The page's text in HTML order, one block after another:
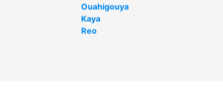
Ouahigouya
Kaya
Reo